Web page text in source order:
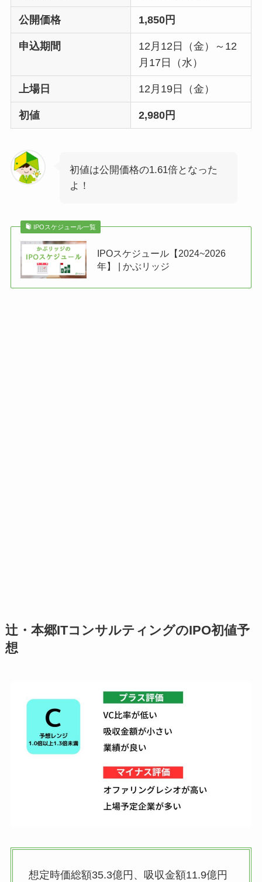
公開価格 1,850円
申込期間
12月12日（金）～12
月17日（水）
上場日 12月19日（金）
初値 2,980円
初値は公開価格の1.61倍となった
よ！
IPOスケジュール一覧
IPOスケジュール【2024~2026
年】 | かぶリッジ
辻・本郷ITコンサルティングのIPO初値予
想
想定時価総額35.3億円、吸収金額11.9億円